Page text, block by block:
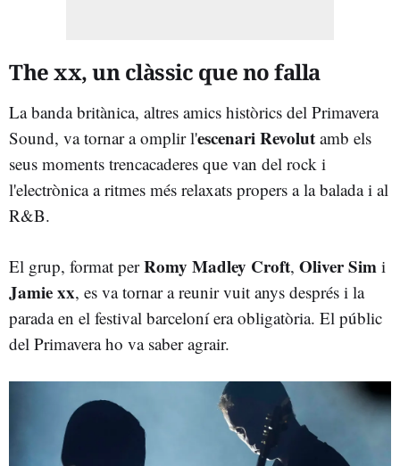
The xx, un clàssic que no falla
La banda britànica, altres amics històrics del Primavera
Sound, va tornar a omplir l'escenari Revolut amb els
seus moments trencacaderes que van del rock i
l'electrònica a ritmes més relaxats propers a la balada i al
R&B.
El grup, format perRomy Madley Croft, Oliver Sim i
Jamie xx, es va tornar a reunir vuit anys després i la
parada en el festival barceloní era obligatòria. El públic
del Primavera ho va saber agrair.